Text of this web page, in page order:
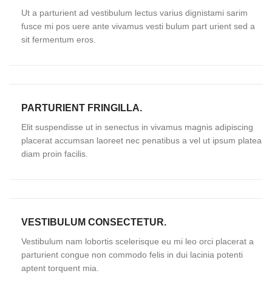
Ut a parturient ad vestibulum lectus varius dignistami sarim
fusce mi pos uere ante vivamus vesti bulum part urient sed a
sit fermentum eros.
PARTURIENT FRINGILLA.
Elit suspendisse ut in senectus in vivamus magnis adipiscing
placerat accumsan laoreet nec penatibus a vel ut ipsum platea
diam proin facilis.
VESTIBULUM CONSECTETUR.
Vestibulum nam lobortis scelerisque eu mi leo orci placerat a
parturient congue non commodo felis in dui lacinia potenti
aptent torquent mia.